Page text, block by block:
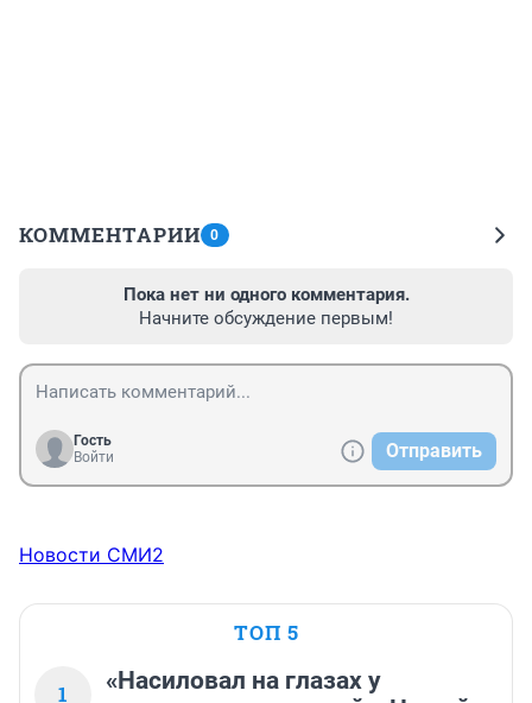
КОММЕНТАРИИ 0
Пока нет ни одного комментария.
Начните обсуждение первым!
Гость
Войти
Отправить
Новости СМИ2
ТОП 5
1
«Насиловал на глазах у